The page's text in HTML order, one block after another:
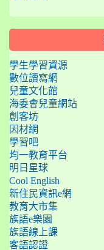
學生學習資源
數位讀寫網
兒童文化館
海委會兒童網站
創客坊
因材網
學習吧
均一教育平台
明日星球
Cool English
新住民資訊e網
教育大市集
族語e樂園
族語線上課
客語認證